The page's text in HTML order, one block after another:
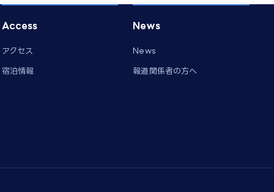
Access
アクセス
宿泊情報
News
News
報道関係者の方へ